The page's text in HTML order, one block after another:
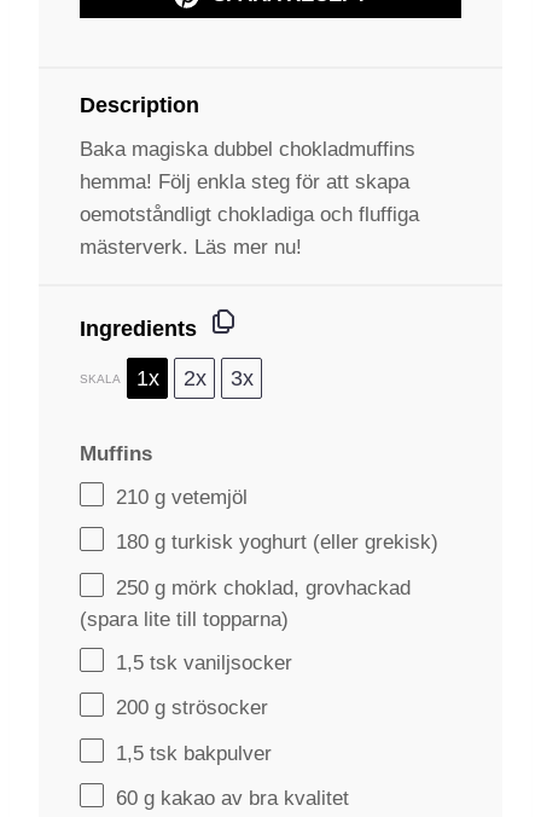
Description
Baka magiska dubbel chokladmuffins
hemma! Följ enkla steg för att skapa
oemotståndligt chokladiga och fluffiga
mästerverk. Läs mer nu!
Ingredients
SKALA 1x 2x 3x
Muffins
210 g vetemjöl
180 g turkisk yoghurt (eller grekisk)
250 g mörk choklad, grovhackad
(spara lite till topparna)
1,5 tsk vaniljsocker
200 g strösocker
1,5 tsk bakpulver
60 g kakao av bra kvalitet